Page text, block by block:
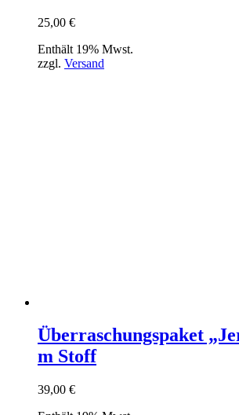
25,00 €
Enthält 19% Mwst.
zzgl. Versand
Überraschungspaket
m Stoff
39,00 €